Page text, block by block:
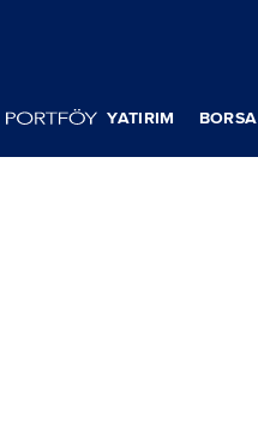
YATIRIM BORSA